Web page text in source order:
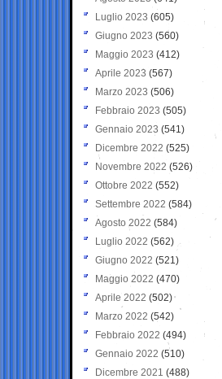
Luglio 2023 (605)
Giugno 2023 (560)
Maggio 2023 (412)
Aprile 2023 (567)
Marzo 2023 (506)
Febbraio 2023 (505)
Gennaio 2023 (541)
Dicembre 2022 (525)
Novembre 2022 (526)
Ottobre 2022 (552)
Settembre 2022 (584)
Agosto 2022 (584)
Luglio 2022 (562)
Giugno 2022 (521)
Maggio 2022 (470)
Aprile 2022 (502)
Marzo 2022 (542)
Febbraio 2022 (494)
Gennaio 2022 (510)
Dicembre 2021 (488)